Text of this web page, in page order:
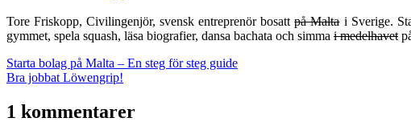
Tore Friskopp, Civilingenjör, svensk entreprenör bosattpå Maltai Sverige.
gymmet, spela squash, läsa biografier, dansa bachata och simma i medelhavet
Starta bolag på Malta – En steg för steg guide
Bra jobbat Löwengrip!
1 kommentarer